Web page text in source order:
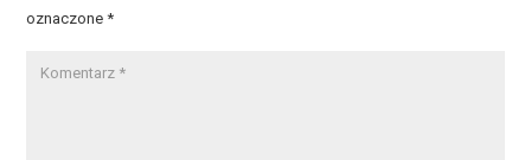
oznaczone*